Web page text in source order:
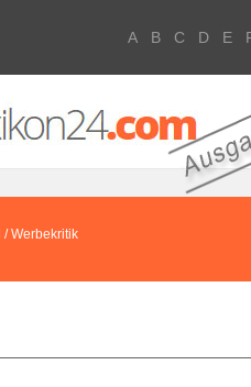
A B C D E
/ Werbekritik